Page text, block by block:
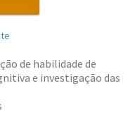
de habilidade de
e investigação das